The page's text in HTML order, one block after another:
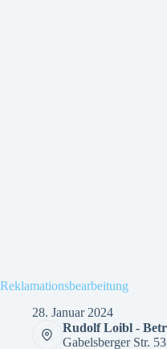
Reklamationsbearbeitung
28. Januar 2024
Rudolf Loibl -
Gabelsberger Str.